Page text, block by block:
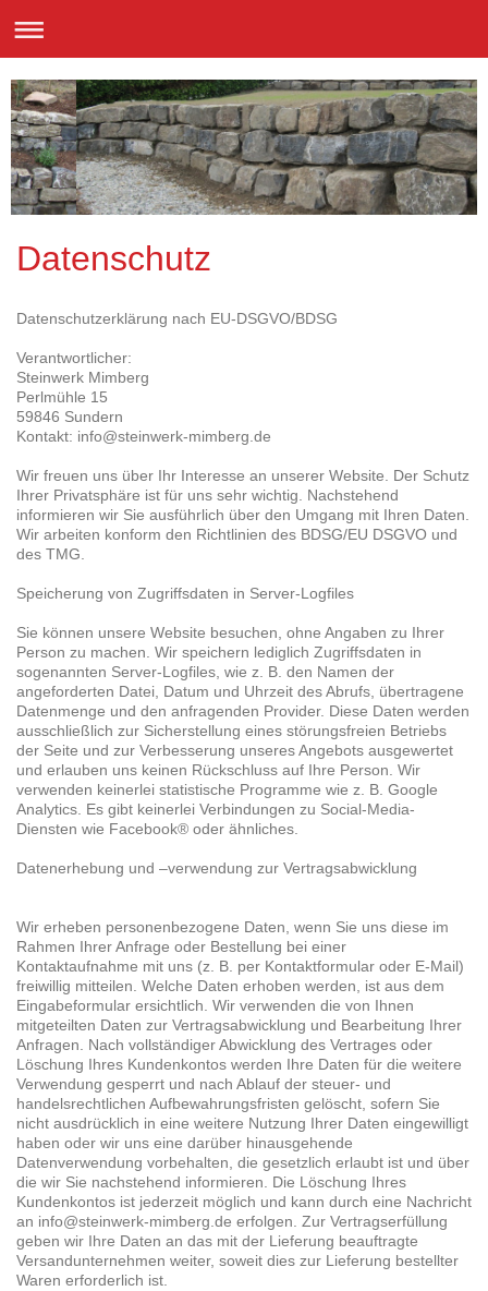
Datenschutz
Datenschutzerklärung nach EU-DSGVO/BDSG
Verantwortlicher:
Steinwerk Mimberg
Perlmühle 15
59846 Sundern
Kontakt: info@steinwerk-mimberg.de
Wir freuen uns über Ihr Interesse an unserer Website. Der Schutz
Ihrer Privatsphäre ist für uns sehr wichtig. Nachstehend
informieren wir Sie ausführlich über den Umgang mit Ihren Daten.
Wir arbeiten konform den Richtlinien des BDSG/EU DSGVO und
des TMG.
Speicherung von Zugriffsdaten in Server-Logfiles
Sie können unsere Website besuchen, ohne Angaben zu Ihrer
Person zu machen. Wir speichern lediglich Zugriffsdaten in
sogenannten Server-Logfiles, wie z. B. den Namen der
angeforderten Datei, Datum und Uhrzeit des Abrufs, übertragene
Datenmenge und den anfragenden Provider. Diese Daten werden
ausschließlich zur Sicherstellung eines störungsfreien Betriebs
der Seite und zur Verbesserung unseres Angebots ausgewertet
und erlauben uns keinen Rückschluss auf Ihre Person. Wir
verwenden keinerlei statistische Programme wie z. B. Google
Analytics. Es gibt keinerlei Verbindungen zu Social-Media-
Diensten wie Facebook® oder ähnliches.
Datenerhebung und –verwendung zur Vertragsabwicklung
Wir erheben personenbezogene Daten, wenn Sie uns diese im
Rahmen Ihrer Anfrage oder Bestellung bei einer
Kontaktaufnahme mit uns (z. B. per Kontaktformular oder E-Mail)
freiwillig mitteilen. Welche Daten erhoben werden, ist aus dem
Eingabeformular ersichtlich. Wir verwenden die von Ihnen
mitgeteilten Daten zur Vertragsabwicklung und Bearbeitung Ihrer
Anfragen. Nach vollständiger Abwicklung des Vertrages oder
Löschung Ihres Kundenkontos werden Ihre Daten für die weitere
Verwendung gesperrt und nach Ablauf der steuer- und
handelsrechtlichen Aufbewahrungsfristen gelöscht, sofern Sie
nicht ausdrücklich in eine weitere Nutzung Ihrer Daten eingewilligt
haben oder wir uns eine darüber hinausgehende
Datenverwendung vorbehalten, die gesetzlich erlaubt ist und über
die wir Sie nachstehend informieren. Die Löschung Ihres
Kundenkontos ist jederzeit möglich und kann durch eine Nachricht
an info@steinwerk-mimberg.de erfolgen. Zur Vertragserfüllung
geben wir Ihre Daten an das mit der Lieferung beauftragte
Versandunternehmen weiter, soweit dies zur Lieferung bestellter
Waren erforderlich ist.